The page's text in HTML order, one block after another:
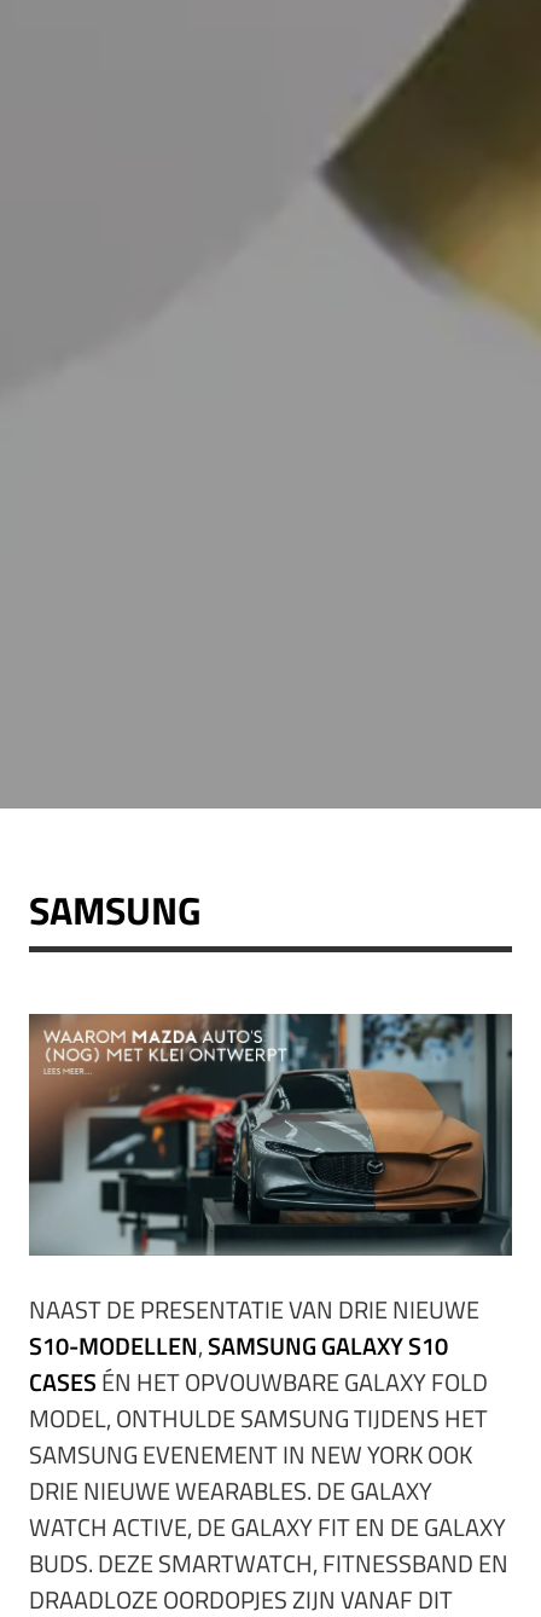
SAMSUNG
NAAST DE PRESENTATIE VAN DRIE NIEUWE
S10-MODELLEN,SAMSUNG GALAXY S10
CASESÉN HET OPVOUWBARE GALAXY FOLD
MODEL, ONTHULDE SAMSUNG TIJDENS HET
SAMSUNG EVENEMENT IN NEW YORK OOK
DRIE NIEUWE WEARABLES. DE GALAXY
WATCH ACTIVE, DE GALAXY FIT EN DE GALAXY
BUDS. DEZE SMARTWATCH, FITNESSBAND EN
DRAADLOZE OORDOPJES ZIJN VANAF DIT